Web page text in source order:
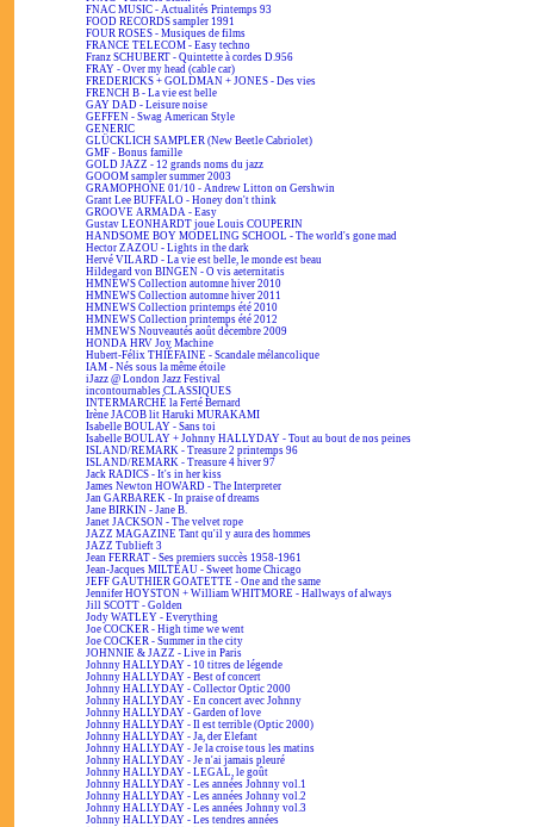
FNAC MUSIC - Actualités Printemps 93
FOOD RECORDS sampler 1991
FOUR ROSES - Musiques de films
FRANCE TELECOM - Easy techno
Franz SCHUBERT - Quintette à cordes D.956
FRAY - Over my head (cable car)
FREDERICKS + GOLDMAN + JONES - Des vies
FRENCH B - La vie est belle
GAY DAD - Leisure noise
GEFFEN - Swag American Style
GENERIC
GLÜCKLICH SAMPLER (New Beetle Cabriolet)
GMF - Bonus famille
GOLD JAZZ - 12 grands noms du jazz
GOOOM sampler summer 2003
GRAMOPHONE 01/10 - Andrew Litton on Gershwin
Grant Lee BUFFALO - Honey don't think
GROOVE ARMADA - Easy
Gustav LEONHARDT joue Louis COUPERIN
HANDSOME BOY MODELING SCHOOL - The world's gone mad
Hector ZAZOU - Lights in the dark
Hervé VILARD - La vie est belle, le monde est beau
Hildegard von BINGEN - O vis aeternitatis
HMNEWS Collection automne hiver 2010
HMNEWS Collection automne hiver 2011
HMNEWS Collection printemps été 2010
HMNEWS Collection printemps été 2012
HMNEWS Nouveautés août décembre 2009
HONDA HRV Joy Machine
Hubert-Félix THIÉFAINE - Scandale mélancolique
IAM - Nés sous la même étoile
iJazz @ London Jazz Festival
incontournables CLASSIQUES
INTERMARCHÉ la Ferté Bernard
Irène JACOB lit Haruki MURAKAMI
Isabelle BOULAY - Sans toi
Isabelle BOULAY + Johnny HALLYDAY - Tout au bout de nos peines
ISLAND/REMARK - Treasure 2 printemps 96
ISLAND/REMARK - Treasure 4 hiver 97
Jack RADICS - It's in her kiss
James Newton HOWARD - The Interpreter
Jan GARBAREK - In praise of dreams
Jane BIRKIN - Jane B.
Janet JACKSON - The velvet rope
JAZZ MAGAZINE Tant qu'il y aura des hommes
JAZZ Tublieft 3
Jean FERRAT - Ses premiers succès 1958-1961
Jean-Jacques MILTEAU - Sweet home Chicago
JEFF GAUTHIER GOATETTE - One and the same
Jennifer HOYSTON + William WHITMORE - Hallways of always
Jill SCOTT - Golden
Jody WATLEY - Everything
Joe COCKER - High time we went
Joe COCKER - Summer in the city
JOHNNIE & JAZZ - Live in Paris
Johnny HALLYDAY - 10 titres de légende
Johnny HALLYDAY - Best of concert
Johnny HALLYDAY - Collector Optic 2000
Johnny HALLYDAY - En concert avec Johnny
Johnny HALLYDAY - Garden of love
Johnny HALLYDAY - Il est terrible (Optic 2000)
Johnny HALLYDAY - Ja, der Elefant
Johnny HALLYDAY - Je la croise tous les matins
Johnny HALLYDAY - Je n'ai jamais pleuré
Johnny HALLYDAY - LEGAL, le goût
Johnny HALLYDAY - Les années Johnny vol.1
Johnny HALLYDAY - Les années Johnny vol.2
Johnny HALLYDAY - Les années Johnny vol.3
Johnny HALLYDAY - Les tendres années